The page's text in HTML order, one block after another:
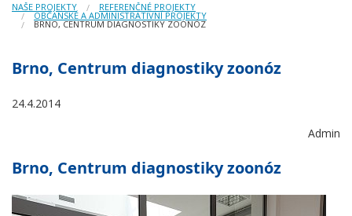
NAŠE PROJEKTY REFERENČNÉ PROJEKTY
OBČANSKÉ A ADMINISTRATIVNÍ PROJEKTY
BRNO, CENTRUM DIAGNOSTIKY ZOONÓZ
Brno, Centrum diagnostiky zoonóz
24.4.2014
Admin
Brno, Centrum diagnostiky zoonóz